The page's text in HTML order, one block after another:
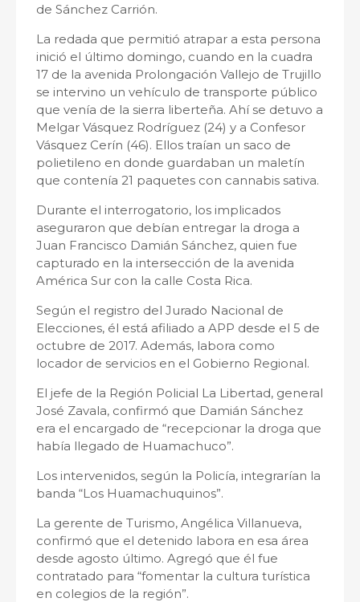
de Sánchez Carrión.
La redada que permitió atrapar a esta persona
inició el último domingo, cuando en la cuadra
17 de la avenida Prolongación Vallejo de Trujillo
se intervino un vehículo de transporte público
que venía de la sierra liberteña. Ahí se detuvo a
Melgar Vásquez Rodríguez (24) y a Confesor
Vásquez Cerín (46). Ellos traían un saco de
polietileno en donde guardaban un maletín
que contenía 21 paquetes con cannabis sativa.
Durante el interrogatorio, los implicados
aseguraron que debían entregar la droga a
Juan Francisco Damián Sánchez, quien fue
capturado en la intersección de la avenida
América Sur con la calle Costa Rica.
Según el registro del Jurado Nacional de
Elecciones, él está afiliado a APP desde el 5 de
octubre de 2017. Además, labora como
locador de servicios en el Gobierno Regional.
El jefe de la Región Policial La Libertad, general
José Zavala, confirmó que Damián Sánchez
era el encargado de “recepcionar la droga que
había llegado de Huamachuco”.
Los intervenidos, según la Policía, integrarían la
banda “Los Huamachuquinos”.
La gerente de Turismo, Angélica Villanueva,
confirmó que el detenido labora en esa área
desde agosto último. Agregó que él fue
contratado para “fomentar la cultura turística
en colegios de la región”.